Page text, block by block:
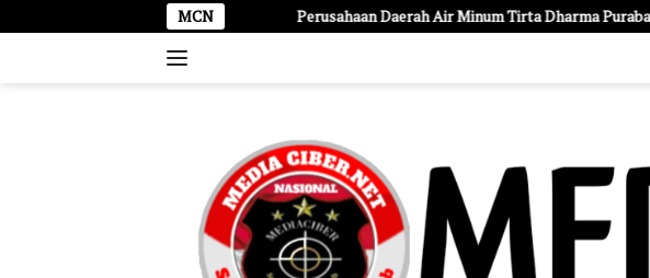
ke
MCN
Perusahaan Daerah Air Minum Tirta Dharma Purabaya Kabupaten Madiun